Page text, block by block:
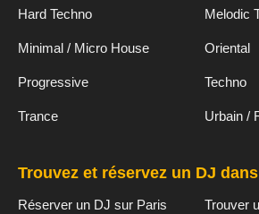
Hard Techno Melodic
Minimal / Micro House Oriental
Progressive Techno
Trance Urbain /
Trouvez et réservez un DJ
Réserver un DJ sur Paris Trouver